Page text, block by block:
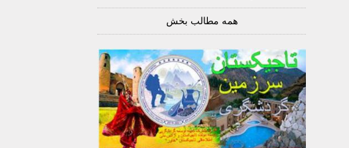
همه مطالب بخش